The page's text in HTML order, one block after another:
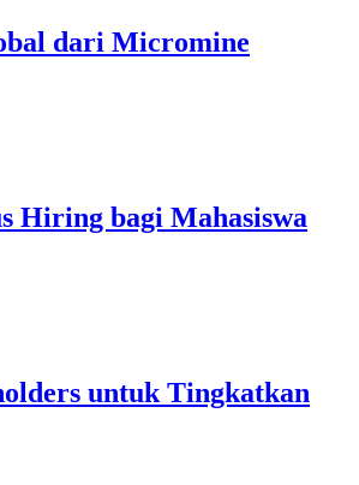
dari Micromine
Hiring bagi Mahasiswa
untuk Tingkatkan